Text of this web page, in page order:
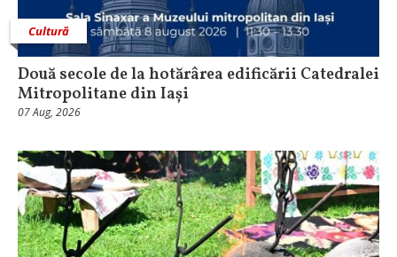
Cultură
Două secole de la hotărârea edificării Catedralei
Mitropolitane din Iași
07 Aug, 2026